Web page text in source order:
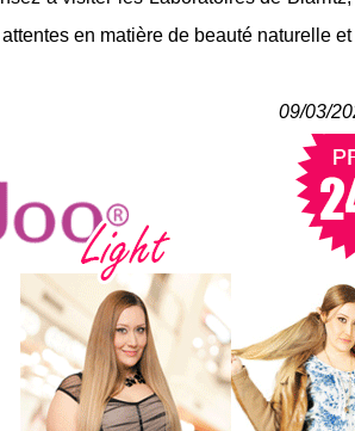
en matière de beauté naturelle et
09/03/